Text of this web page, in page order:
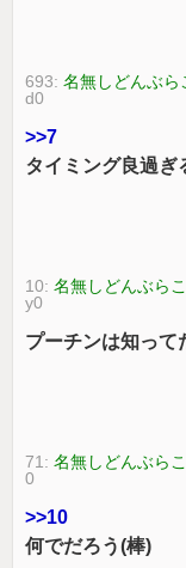
693:名無しどんぶら
d0
>>7
タイミング良過ぎ
10:名無しどんぶらこ
y0
プーチンは知って
71:名無しどんぶらこ
0
>>10
何でだろう(棒)